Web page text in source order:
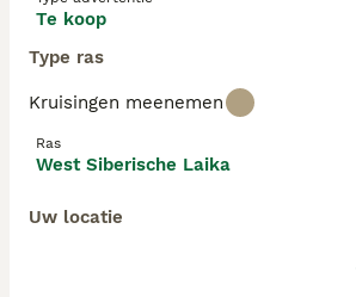
Te koop
Type ras
Kruisingen meenemen
Ras
West Siberische Laika
Uw locatie